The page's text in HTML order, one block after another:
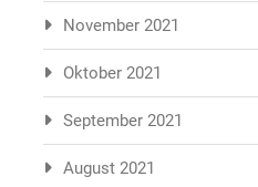
November 2021
Oktober 2021
September 2021
August 2021